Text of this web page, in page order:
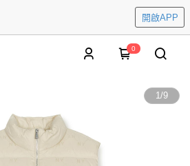
開啟APP
0
1/9